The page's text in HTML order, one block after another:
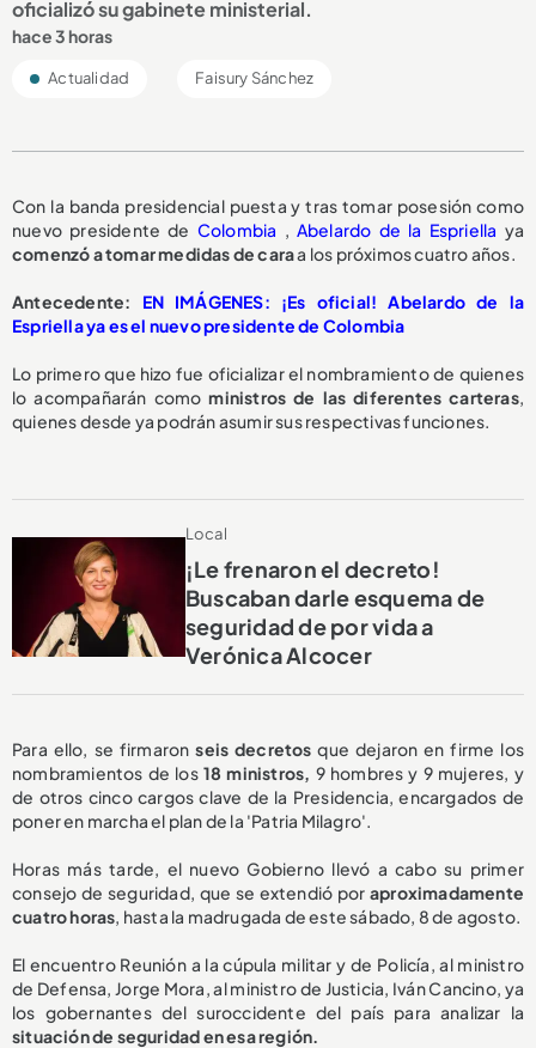
oficializó su gabinete ministerial.
hace 3 horas
Actualidad Faisury Sánchez
Con la banda presidencial puesta y tras tomar posesión como
nuevo presidente de Colombia , Abelardo de la Espriella ya
comenzó a tomar medidas de caraa los próximos cuatro años.
Antecedente: EN IMÁGENES: ¡Es oficial! Abelardo de la
Espriella ya es el nuevo presidente de Colombia
Lo primero que hizo fue oficializar el nombramiento de quienes
lo acompañarán comoministros de las diferentes carteras,
quienes desde ya podrán asumir sus respectivas funciones.
Local
¡Le frenaron el decreto!
Buscaban darle esquema de
seguridad de por vida a
Verónica Alcocer
Para ello, se firmaronseis decretosque dejaron en firme los
nombramientos de los 18 ministros, 9 hombres y 9 mujeres, y
de otros cinco cargos clave de la Presidencia, encargados de
poner en marcha el plan de la 'Patria Milagro'.
Horas más tarde, el nuevo Gobierno llevó a cabo su primer
consejo de seguridad, que se extendió por aproximadamente
cuatro horas, hasta la madrugada de este sábado, 8 de agosto.
El encuentro Reunión a la cúpula militar y de Policía, al ministro
de Defensa, Jorge Mora, al ministro de Justicia, Iván Cancino, ya
los gobernantes del suroccidente del país para analizar la
situación de seguridad en esa región.